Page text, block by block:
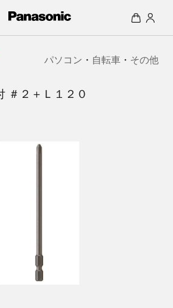
パソコン ・ 自転車 ・ その他
＃２＋Ｌ１２０